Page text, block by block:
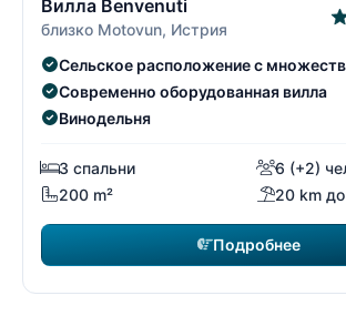
Вилла Benvenuti
близко Motovun, Истрия
Сельское расположение с
Современно оборудованная вилла
Винодельня
3 спальни
6 (+2)
200 m²
20 km
Подробнее